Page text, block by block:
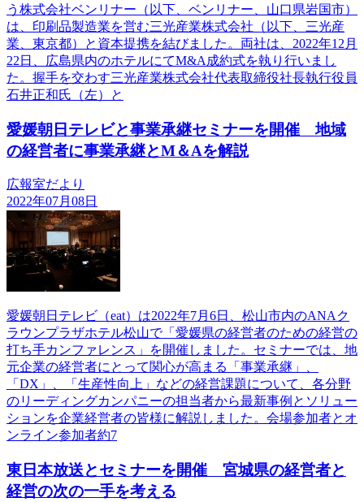
う株式会社ベンリナー（以下、ベンリナー、山口県岩国市）
は、印刷品製造業を営む三光産業株式会社（以下、三光産
業、東京都）と資本提携を結びました。両社は、2022年12月
22日、広島県内のホテルにてM&A成約式を執り行いまし
た。握手を交わす三光産業株式会社代表取締役社長執行役員
石井正和氏（左）と
愛媛朝日テレビと事業承継セミナーを開催 地域
の経営者に事業承継とM＆Aを解説
広報室だより
2022年07月08日
愛媛朝日テレビ（eat）は2022年7月6日、松山市内のANAク
ラウンプラザホテル松山で「愛媛県の経営者のための経営の
打ち手カンファレンス」を開催しました。セミナーでは、地
元企業の経営者にとって関心が高まる「事業承継」、
「DX」、「生産性向上」などの経営課題について、各分野
のリーディングカンパニーの担当者から最新事例とソリュー
ションを企業経営者の皆様に解説しました。会場参加者とオ
ンライン参加者約7
東日本放送とセミナーを開催 宮城県の経営者と
経営の次の一手を考える